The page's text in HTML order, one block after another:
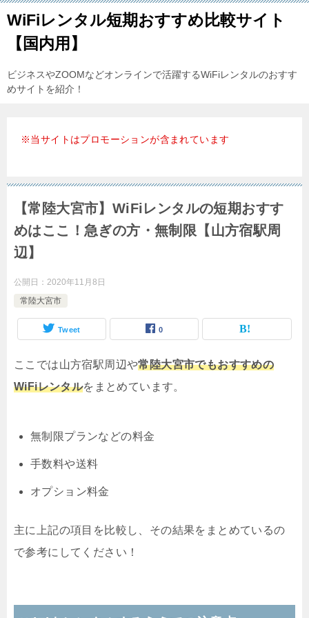
WiFiレンタル短期おすすめ比較サイト
【国内用】
ビジネスやZOOMなどオンラインで活躍するWiFiレンタルのおすす
めサイトを紹介！
※当サイトはプロモーションが含まれています
【常陸大宮市】WiFiレンタルの短期おすす
めはここ！急ぎの方・無制限【山方宿駅周
辺】
公開日： 2020年11月8日
常陸大宮市
Tweet 0
ここでは山方宿駅周辺や常陸大宮市でもおすすめの
WiFiレンタルをまとめています。
無制限プランなどの料金
手数料や送料
オプション料金
主に上記の項目を比較し、その結果をまとめているの
で参考にしてください！